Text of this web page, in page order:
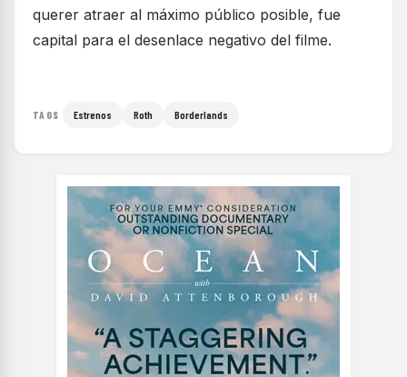
querer atraer al máximo público posible, fue
capital para el desenlace negativo del filme.
TAGS Estrenos Roth Borderlands